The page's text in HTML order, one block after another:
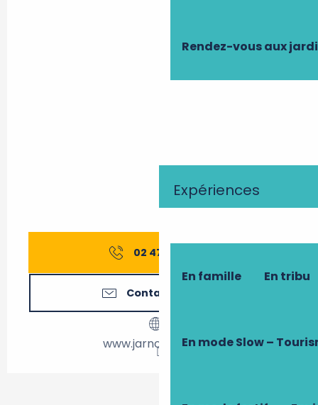
Rendez-vous aux
Expériences
En famille En tribu
En mode Slow –
02 47 97 75
Contactez-nous
www.jarnoterie.com